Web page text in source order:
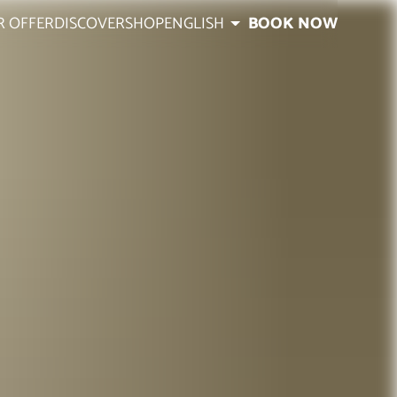
OFFERDISCOVERSHOPENGLISH BOOK NOW